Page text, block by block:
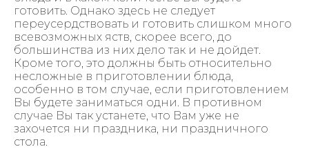
готовить. Однако здесь не следует
переусердствовать и готовить слишком много
всевозможных яств, скорее всего, до
большинства из них дело так и не дойдет.
Кроме того, это должны быть относительно
несложные в приготовлении блюда,
особенно в том случае, если приготовлением
Вы будете заниматься одни. В противном
случае Вы так устанете, что Вам уже не
захочется ни праздника, ни праздничного
стола.